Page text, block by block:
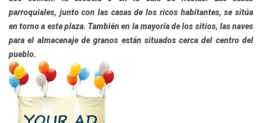
parroquiales, junto con las casas de los ricos habitantes, se sitúa
en torno a esta plaza. También en la mayoría de los sitios, las naves
para el almacenaje de granos están situados cerca del centro del
pueblo.